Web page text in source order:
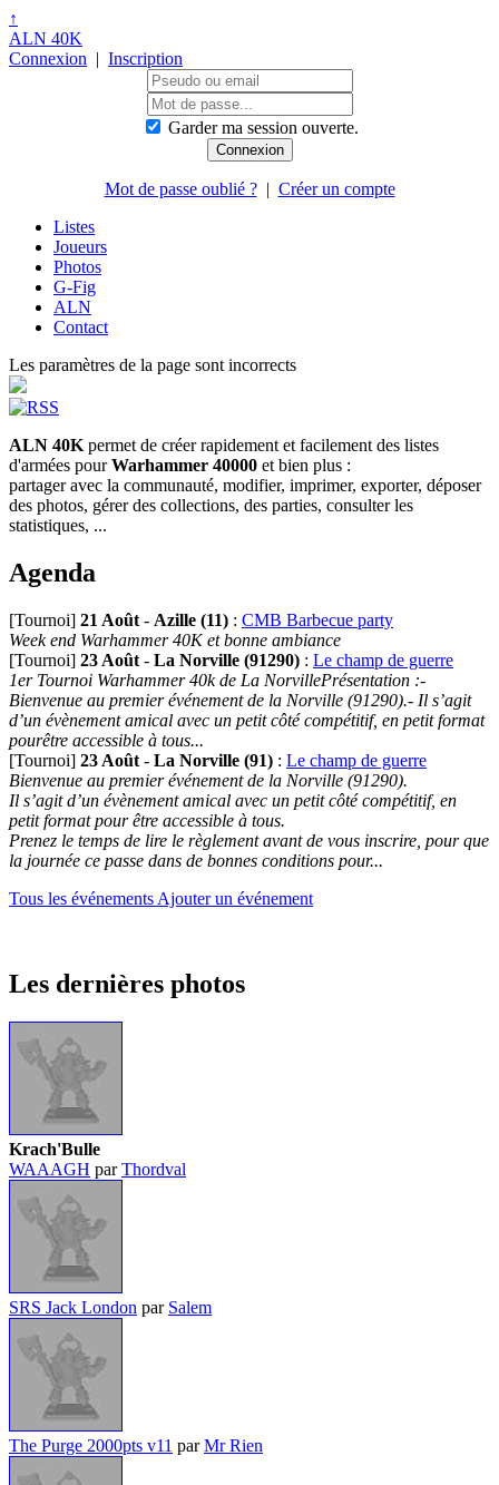
↑
ALN 40K
Connexion | Inscription
Garder ma session ouverte.
Mot de passe oublié ?| Créer un compte
Listes
Joueurs
Photos
G-Fig
ALN
Contact
Les paramètres de la page sont incorrects
ALN 40K permet de créer rapidement et facilement des listes
d'armées pourWarhammer 40000 et bien plus :
partager avec la communauté, modifier, imprimer, exporter, déposer
des photos, gérer des collections, des parties, consulter les
statistiques, ...
Agenda
[Tournoi] 21 Août - Azille (11) : CMB Barbecue party
Week end Warhammer 40K et bonne ambiance
[Tournoi] 23 Août - La Norville (91290) : Le champ de guerre
1er Tournoi Warhammer 40k de La NorvillePrésentation :-
Bienvenue au premier événement de la Norville (91290).- Il s’agit
d’un évènement amical avec un petit côté compétitif, en petit format
pourêtre accessible à tous...
[Tournoi] 23 Août - La Norville (91) : Le champ de guerre
Bienvenue au premier événement de la Norville (91290).
Il s’agit d’un évènement amical avec un petit côté compétitif, en
petit format pour être accessible à tous.
Prenez le temps de lire le règlement avant de vous inscrire, pour que
la journée ce passe dans de bonnes conditions pour...
Tous les événements Ajouter un événement
Les dernières photos
Krach'Bulle
WAAAGH parThordval
SRS Jack London par Salem
The Purge 2000pts v11 parMr Rien